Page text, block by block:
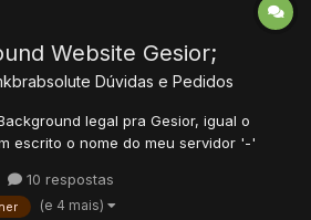
Website Gesior;
Dúvidas e Pedidos
legal pra Gesior, igual o
escrito o nome do meu servidor '-'
preferirem e acharem que fica
Entre a mulherzinha<...
10 respostas
(e 4 mais)